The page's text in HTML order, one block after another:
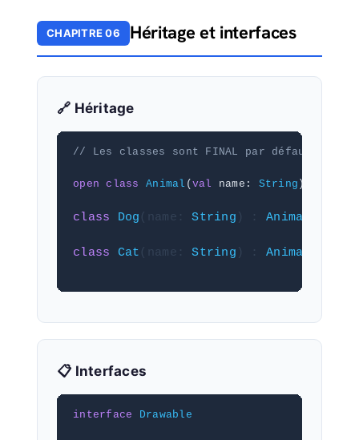
CHAPITRE 06 Héritage et interfaces
🔗 Héritage
// Les classes sont FINAL par défaut (il
open class Animal (val name: String )
class Dog (name: String ) : Animal
class Cat (name: String ) : Animal
📋 Interfaces
interface Drawable